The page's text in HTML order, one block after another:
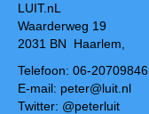
LUIT.nL
Waarderweg 19
2031 BN Haarlem,
Telefoon: 06-20709846
E-mail: peter@luit.nl
Twitter: @peterluit